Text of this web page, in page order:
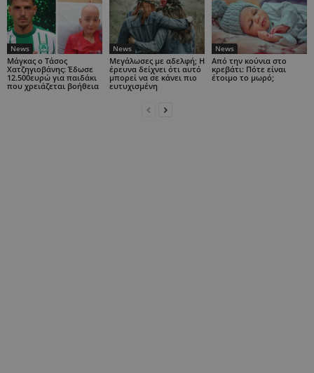
News
Μάγκας ο Τάσος
Χατζηγιοβάνης: Έδωσε
12.500ευρώ για παιδάκι
που χρειάζεται βοήθεια
News
Μεγάλωσες με αδελφή; Η
έρευνα δείχνει ότι αυτό
μπορεί να σε κάνει πιο
ευτυχισμένη
News
Από την κούνια στο
κρεβάτι: Πότε είναι
έτοιμο το μωρό;